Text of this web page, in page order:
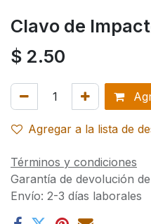
Clavo de
$ 2.50
Agregar a la lista de
Términos y condiciones
Garantía de devolución
Envío: 2-3 días laborales